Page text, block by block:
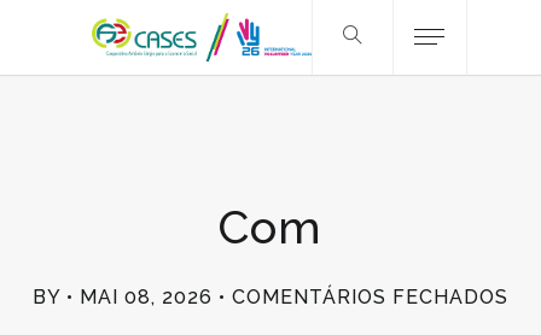
Com
BY MAI 08, 2026 COMENTÁRIOS FECHADOS